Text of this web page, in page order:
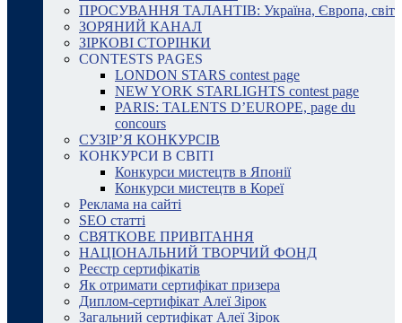
ПРОСУВАННЯ ТАЛАНТІВ: Україна, Європа, світ
ЗОРЯНИЙ КАНАЛ
ЗІРКОВІ СТОРІНКИ
CONTESTS PAGES
LONDON STARS contest page
NEW YORK STARLIGHTS contest page
PARIS: TALENTS D’EUROPE, page du
concours
СУЗІР’Я КОНКУРСІВ
КОНКУРСИ В СВІТІ
Конкурси мистецтв в Японії
Конкурси мистецтв в Кореї
Реклама на сайті
SEO статті
СВЯТКОВЕ ПРИВІТАННЯ
НАЦІОНАЛЬНИЙ ТВОРЧИЙ ФОНД
Реєстр сертифікатів
Як отримати сертифікат призера
Диплом-сертифікат Алеї Зірок
Загальний сертифікат Алеї Зірок